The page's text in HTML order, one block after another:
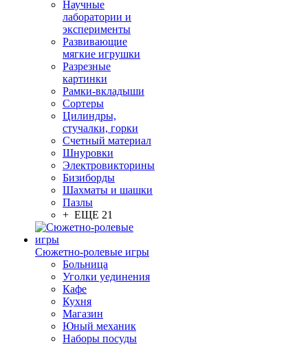
Научные
лаборатории и
эксперименты
Развивающие
мягкие игрушки
Разрезные
картинки
Рамки-вкладыши
Сортеры
Цилиндры,
стучалки, горки
Счетный материал
Шнуровки
Электровикторины
Бизиборды
Шахматы и шашки
Пазлы
+ ЕЩЕ 21
Сюжетно-ролевые игры
Больница
Уголки уединения
Кафе
Кухня
Магазин
Юный механик
Наборы посуды